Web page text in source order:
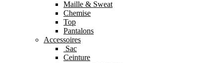
Maille & Sweat
Chemise
Top
Pantalons
Accessoires
Sac
Ceinture